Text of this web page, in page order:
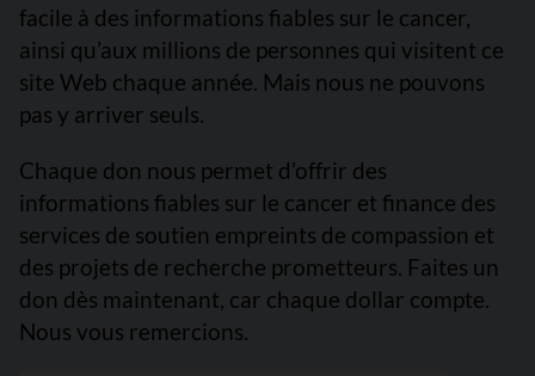
facile à des informations fiables sur le cancer,
ainsi qu’aux millions de personnes qui visitent ce
site Web chaque année. Mais nous ne pouvons
pas y arriver seuls.
Chaque don nous permet d’offrir des
informations fiables sur le cancer et finance des
services de soutien empreints de compassion et
des projets de recherche prometteurs. Faites un
don dès maintenant, car chaque dollar compte.
Nous vous remercions.